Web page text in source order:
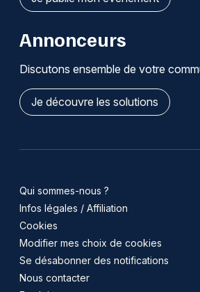
Annonceurs
Discutons ensemble de votre
Je découvre les solutions
Qui sommes-nous ?
Infos légales / Affiliation
Cookies
Modifier mes choix de cookies
Se désabonner des notifications
Nous contacter